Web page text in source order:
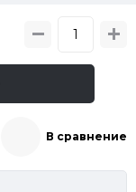
В сравнение